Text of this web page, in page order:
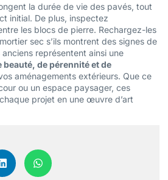
la durée de vie des pavés, tout
initial. De plus, inspectez
les blocs de pierre. Rechargez-les
sec s’ils montrent des signes de
représentent ainsi une
de pérennité et de
aménagements extérieurs. Que ce
ou un espace paysager, ces
projet en une œuvre d’art